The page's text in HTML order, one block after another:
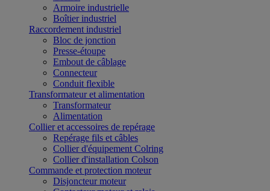
Armoire industrielle
Boîtier industriel
Raccordement industriel
Bloc de jonction
Presse-étoupe
Embout de câblage
Connecteur
Conduit flexible
Transformateur et alimentation
Transformateur
Alimentation
Collier et accessoires de repérage
Repérage fils et câbles
Collier d'équipement Colring
Collier d'installation Colson
Commande et protection moteur
Disjoncteur moteur